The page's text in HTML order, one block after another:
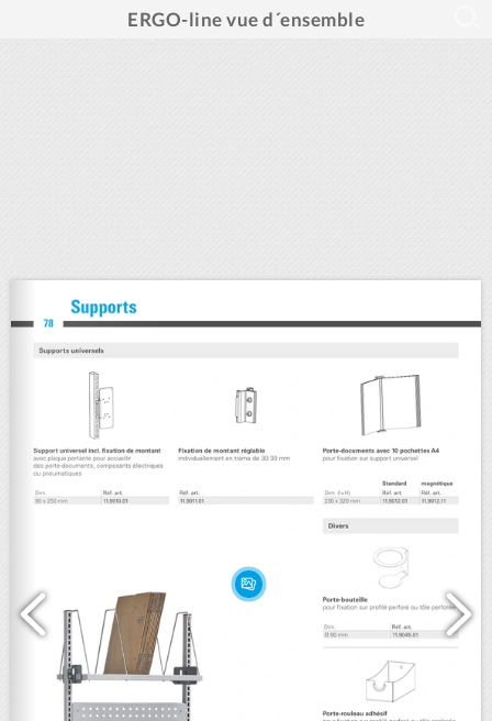
ERGO-line vue d´ensemble